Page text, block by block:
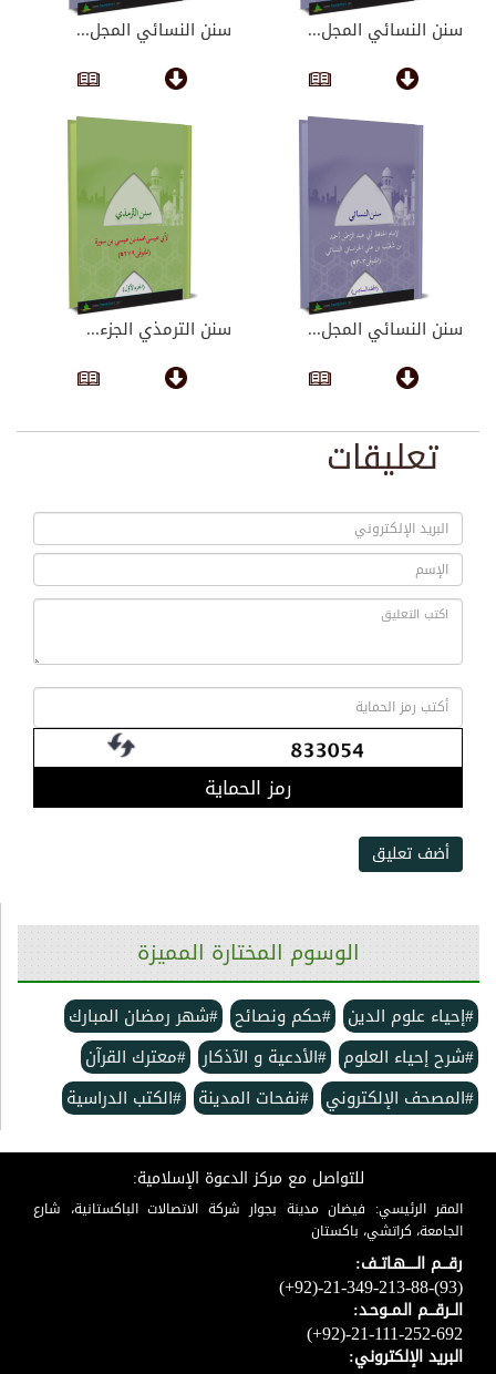
الوسوم المختارة المميزة
#إحياء علوم الدين #حكم ونصائح #شهر رمضان المبارك
#شرح إحياء العلوم #الأدعية و الآذكار #معترك القرآن
#المصحف الإلكتروني #نفحات المدينة #الكتب الدراسية
سنن النسائي المجل... سنن النسائي المجل...
سنن النسائي المجل... سنن الترمذي الجزء...
تعليقات
رمز الحماية
أضف تعليق
للتواصل مع مركز الدعوة الإسلامية:
المقر الرئيسي: فيضان مدينة بجوار شركة الاتصالات الباكستانية، شارع
الجامعة، كراتشي، باكستان
رقـــم الـــــهـاتــف:
(+92)-21-349-213-88-(93)
الــرقـــم الـمــوحـد:
(+92)-21-111-252-692
البريد الإلكتروني: